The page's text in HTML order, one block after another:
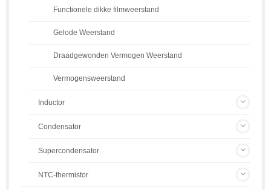
Functionele dikke filmweerstand
Gelode Weerstand
Draadgewonden Vermogen Weerstand
Vermogensweerstand
Inductor
Condensator
Supercondensator
NTC-thermistor